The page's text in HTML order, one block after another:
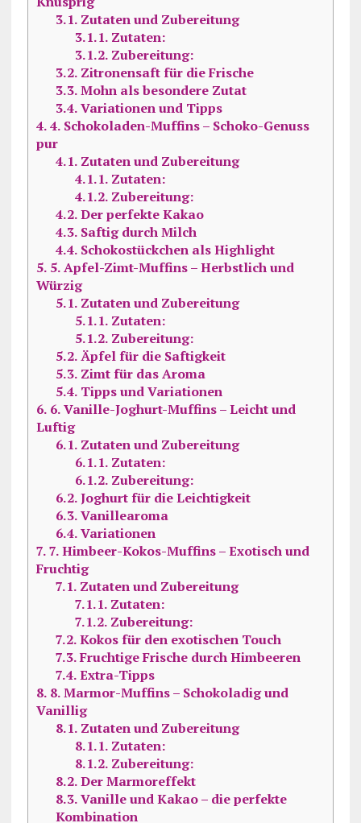
3.1.Zutaten und Zubereitung
3.1.1. Zutaten:
3.1.2. Zubereitung:
3.2.Zitronensaft für die Frische
3.3.Mohn als besondere Zutat
3.4.Variationen und Tipps
4.4. Schokoladen-Muffins – Schoko-Genuss
pur
4.1.Zutaten und Zubereitung
4.1.1. Zutaten:
4.1.2. Zubereitung:
4.2.Der perfekte Kakao
4.3.Saftig durch Milch
4.4.Schokostückchen als Highlight
5.5. Apfel-Zimt-Muffins – Herbstlich und
Würzig
5.1.Zutaten und Zubereitung
5.1.1. Zutaten:
5.1.2. Zubereitung:
5.2.Äpfel für die Saftigkeit
5.3.Zimt für das Aroma
5.4.Tipps und Variationen
6.6. Vanille-Joghurt-Muffins – Leicht und
Luftig
6.1.Zutaten und Zubereitung
6.1.1. Zutaten:
6.1.2. Zubereitung:
6.2.Joghurt für die Leichtigkeit
6.3.Vanillearoma
6.4.Variationen
7.7. Himbeer-Kokos-Muffins – Exotisch und
Fruchtig
7.1.Zutaten und Zubereitung
7.1.1. Zutaten:
7.1.2. Zubereitung:
7.2.Kokos für den exotischen Touch
7.3.Fruchtige Frische durch Himbeeren
7.4.Extra-Tipps
8.8. Marmor-Muffins – Schokoladig und
Vanillig
8.1.Zutaten und Zubereitung
8.1.1. Zutaten:
8.1.2. Zubereitung:
8.2.Der Marmoreffekt
8.3.Vanille und Kakao – die perfekte
Kombination